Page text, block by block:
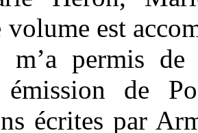
volume est
m’a permis
émission de
écrites par